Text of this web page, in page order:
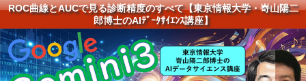
ROC曲線とAUCで見る診断精度のすべて【東京情報大学・嵜山陽二
郎博士のAIﾃﾞｰﾀｻｲｴﾝｽ講座】